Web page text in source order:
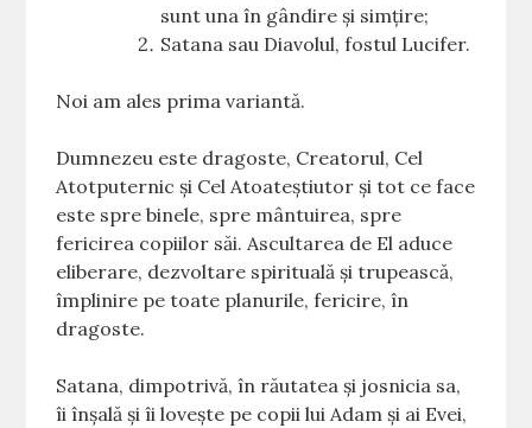
sunt una în gândire și simțire;
Satana sau Diavolul, fostul Lucifer.
Noi am ales prima variantă.
Dumnezeu este dragoste, Creatorul, Cel
Atotputernic și Cel Atoateștiutor și tot ce face
este spre binele, spre mântuirea, spre
fericirea copiilor săi. Ascultarea de El aduce
eliberare, dezvoltare spirituală și trupească,
împlinire pe toate planurile, fericire, în
dragoste.
Satana, dimpotrivă, în răutatea și josnicia sa,
îi înșală și îi lovește pe copii lui Adam și ai Evei,